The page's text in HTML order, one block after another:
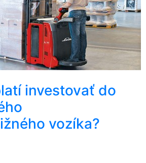
investovať do
vozíka?